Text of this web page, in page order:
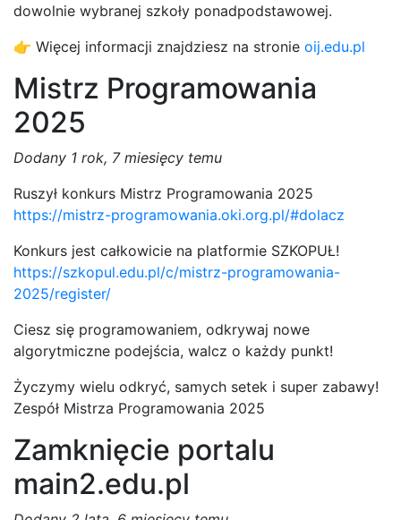
dowolnie wybranej szkoły ponadpodstawowej.
👉 Więcej informacji znajdziesz na stronie oij.edu.pl
Mistrz Programowania
2025
Dodany 1 rok, 7 miesięcy temu
Ruszył konkurs Mistrz Programowania 2025
https://mistrz-programowania.oki.org.pl/#dolacz
Konkurs jest całkowicie na platformie SZKOPUŁ!
https://szkopul.edu.pl/c/mistrz-programowania-
2025/register/
Ciesz się programowaniem, odkrywaj nowe
algorytmiczne podejścia, walcz o każdy punkt!
Życzymy wielu odkryć, samych setek i super zabawy!
Zespół Mistrza Programowania 2025
Zamknięcie portalu
main2.edu.pl